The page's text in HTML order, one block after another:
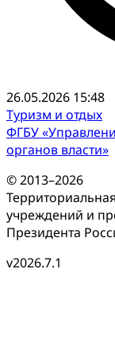
26.05.2026 15:48
Туризм и отдых
ФГБУ
органов власти»
© 2013–2026
учреждений и
Президента
v2026.7.1